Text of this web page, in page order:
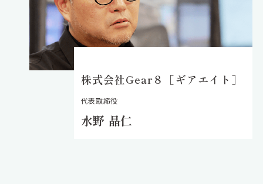
株式会社Gear８［ギアエイト］
代表取締役
水野 晶仁